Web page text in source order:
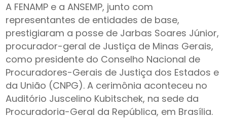
A FENAMP e a ANSEMP, junto com
representantes de entidades de base,
prestigiaram a posse de Jarbas Soares Júnior,
procurador-geral de Justiça de Minas Gerais,
como presidente do Conselho Nacional de
Procuradores-Gerais de Justiça dos Estados e
da União (CNPG). A cerimônia aconteceu no
Auditório Juscelino Kubitschek, na sede da
Procuradoria-Geral da República, em Brasília.